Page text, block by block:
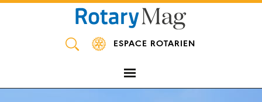
ESPACE ROTARIEN
Panneau de gestion des cookies